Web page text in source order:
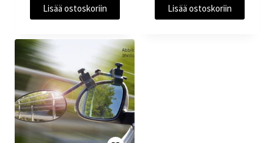
Lisää ostoskoriin Lisää ostoskoriin